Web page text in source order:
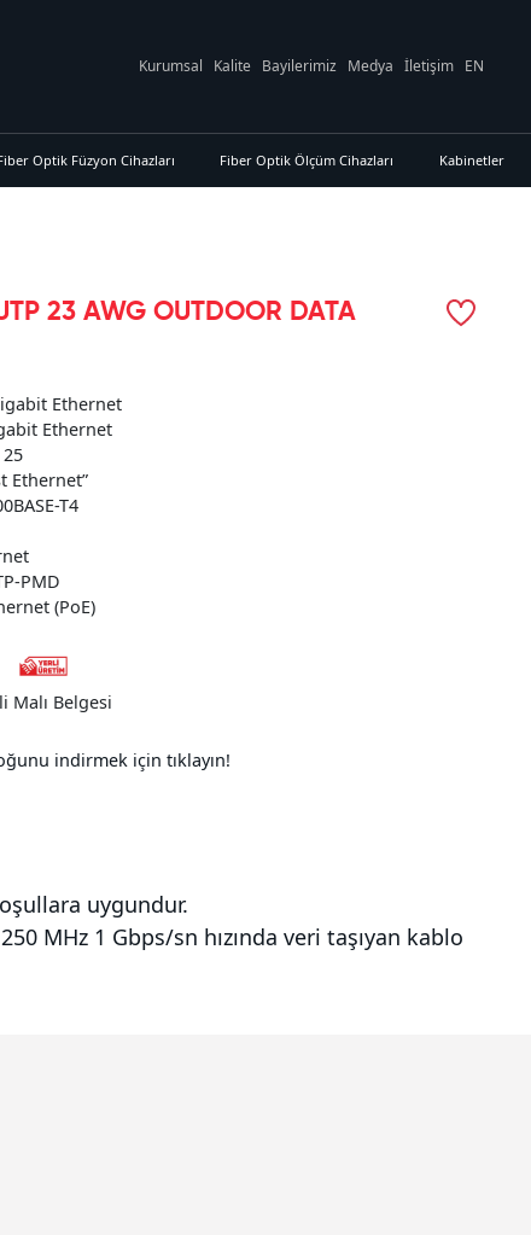
Kurumsal Kalite Bayilerimiz Medya İletişim EN
Optik Füzyon Cihazları Fiber Optik Ölçüm Cihazları Kabinetler
23 AWG OUTDOOR DATA
Ethernet
Ethernet
25
Ethernet”
T4
PMD
(PoE)
Malı Belgesi
indirmek için tıklayın!
uygundur.
MHz 1 Gbps/sn hızında veri taşıyan kablo